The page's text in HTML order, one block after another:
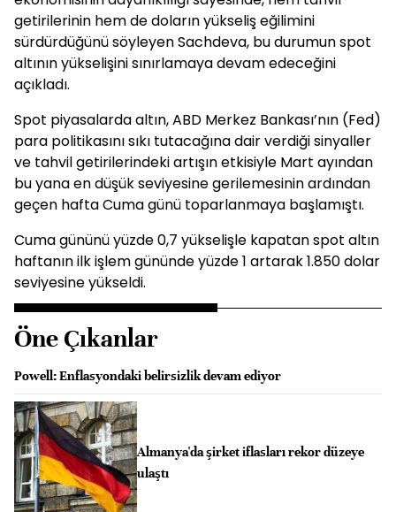
getirilerinin hem de doların yükseliş eğilimini
sürdürdüğünü söyleyen Sachdeva, bu durumun spot
altının yükselişini sınırlamaya devam edeceğini
açıkladı.
Spot piyasalarda altın, ABD Merkez Bankası’nın (Fed)
para politikasını sıkı tutacağına dair verdiği sinyaller
ve tahvil getirilerindeki artışın etkisiyle Mart ayından
bu yana en düşük seviyesine gerilemesinin ardından
geçen hafta Cuma günü toparlanmaya başlamıştı.
Cuma gününü yüzde 0,7 yükselişle kapatan spot altın
haftanın ilk işlem gününde yüzde 1 artarak 1.850 dolar
seviyesine yükseldi.
Öne Çıkanlar
Powell: Enflasyondaki belirsizlik devam ediyor
Almanya'da şirket iflasları rekor düzeye
ulaştı